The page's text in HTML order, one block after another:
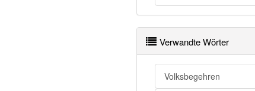
Begehren
Begehren
Verwandte Wörter
Volksbegehren